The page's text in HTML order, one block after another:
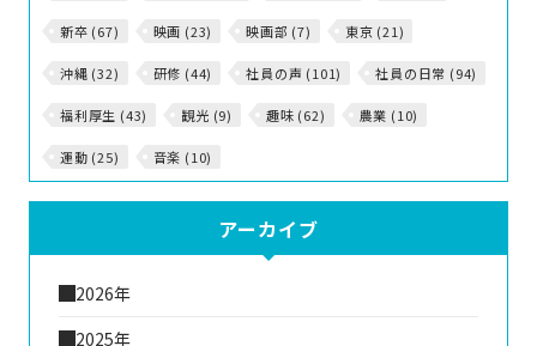
新卒 (67) 映画 (23) 映画部 (7) 東京 (21)
沖縄 (32) 研修 (44) 社員の声 (101) 社員の日常 (94)
福利厚生 (43) 観光 (9) 趣味 (62) 農業 (10)
運動 (25) 音楽 (10)
アーカイブ
2026年
2025年